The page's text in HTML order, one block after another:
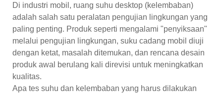
Di industri mobil, ruang suhu desktop (kelembaban)
adalah salah satu peralatan pengujian lingkungan yang
paling penting. Produk seperti mengalami "penyiksaan"
melalui pengujian lingkungan, suku cadang mobil diuji
dengan ketat, masalah ditemukan, dan rencana desain
produk awal berulang kali direvisi untuk meningkatkan
kualitas.
Apa tes suhu dan kelembaban yang harus dilakukan